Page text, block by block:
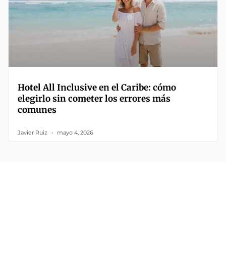
Hotel All Inclusive en el Caribe: cómo
elegirlo sin cometer los errores más
comunes
Javier Ruiz mayo 4, 2026